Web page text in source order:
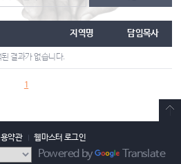
지역명 담임목사
된 결과가 없습니다.
1
약관 웹마스터 로그인
Powered by Translate